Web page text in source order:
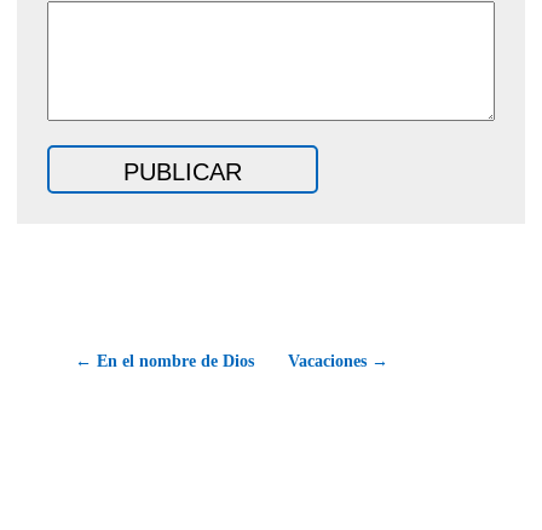
← En el nombre de Dios Vacaciones →